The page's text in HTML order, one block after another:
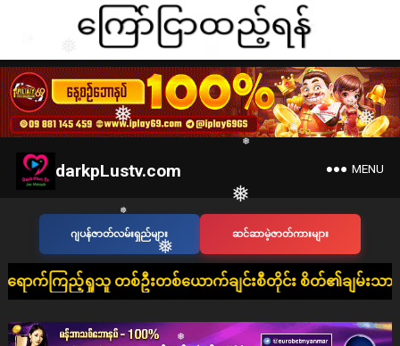
❅
❅
❅
❅
❅
❅
❅
darkpLustv.com MENU
ဂျပန်ဇာတ်လမ်းရှည်များ ဆင်ဆာမဲ့ဇာတ်ကားများ
းတစ်ယောက်ချင်းစီတိုင်း စိတ်၏ချမ်းသာခြင်း၊ ကိုယ်၏ကျန်းမ